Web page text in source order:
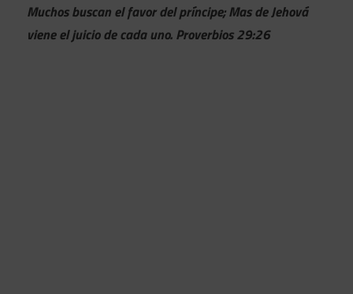
Muchos buscan el favor del príncipe; Mas de Jehová
viene el juicio de cada uno. Proverbios 29:26